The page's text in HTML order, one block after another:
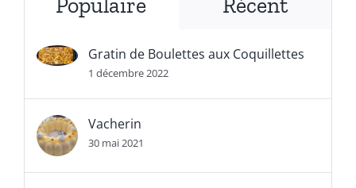
Populaire Récent
Gratin de Boulettes aux Coquillettes
1 décembre 2022
Vacherin
30 mai 2021